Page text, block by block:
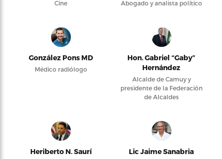
Cine Abogado y analista político
González Pons MD
Médico radiólogo
Hon. Gabriel “Gaby”
Hernández
Alcalde de Camuy y
presidente de la Federación
de Alcaldes
Heriberto N. Saurí Lic Jaime Sanabria